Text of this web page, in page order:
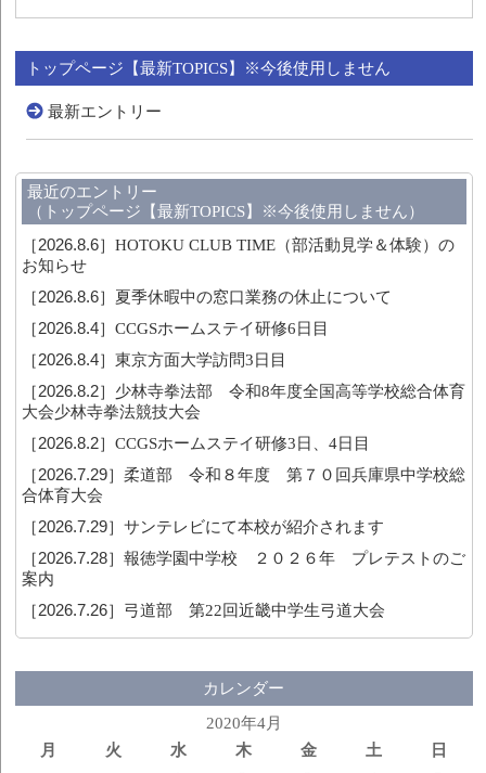
トップページ【最新TOPICS】※今後使用しません
最新エントリー
最近のエントリー
（トップページ【最新TOPICS】※今後使用しません）
［2026.8.6］HOTOKU CLUB TIME（部活動見学＆体験）の
お知らせ
［2026.8.6］ 夏季休暇中の窓口業務の休止について
［2026.8.4］CCGSホームステイ研修6日目
［2026.8.4］東京方面大学訪問3日目
［2026.8.2］ 少林寺拳法部 令和8年度全国高等学校総合体育
大会少林寺拳法競技大会
［2026.8.2］CCGSホームステイ研修3日、4日目
［2026.7.29］柔道部 令和８年度 第７０回兵庫県中学校総
合体育大会
［2026.7.29］サンテレビにて本校が紹介されます
［2026.7.28］報徳学園中学校 ２０２６年 プレテストのご
案内
［2026.7.26］ 弓道部 第22回近畿中学生弓道大会
カレンダー
2020年4月
月
火 水 木 金 土 日